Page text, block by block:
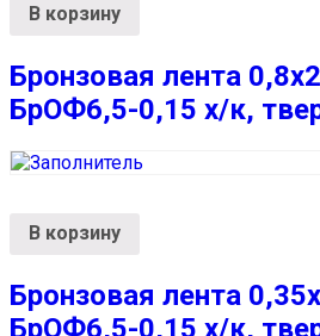
В корзину
Бронзовая лента
БрОФ6,5-0,15 х/к,
В корзину
Бронзовая лента
БрОФ6,5-0,15 х/к,